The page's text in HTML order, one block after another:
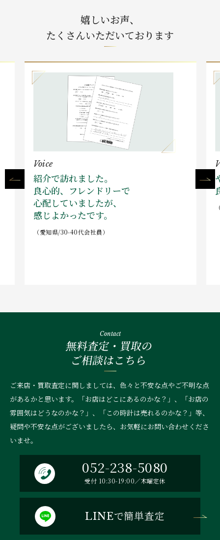
嬉しいお声、
たくさんいただいております
Voice
紹介で訪れました。
良心的、フレンドリーで
心配していましたが、
感じよかったです。
（愛知県/30-40代会社員）
Contact
無料査定・買取の
ご相談はこちら
ご来店・買取査定に関しましては、色々と不安な点やご不明な点
があるかと思います。「お店はどこにあるのかな？」、
「お店の
雰囲気はどうなのかな？」、「この時計は売れるのかな？」等、
疑問や不安な点がございましたら、お気軽にお問い合わせくださ
いませ。
052-238-5080
受付 10:30-19:00／木曜定休
LINEで簡単査定